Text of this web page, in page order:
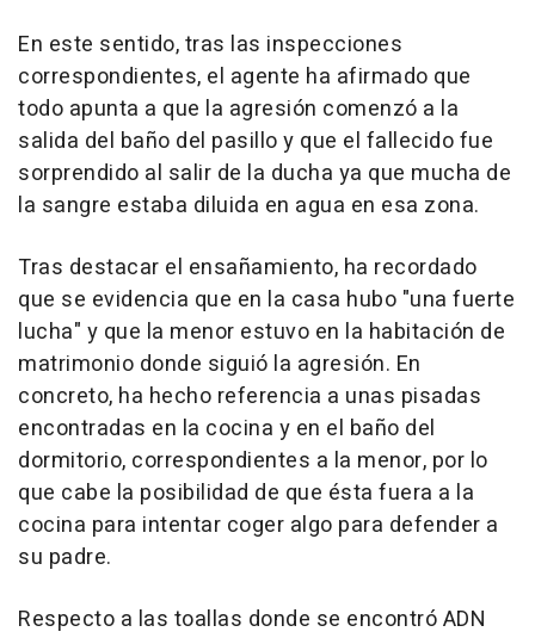
En este sentido, tras las inspecciones
correspondientes, el agente ha afirmado que
todo apunta a que la agresión comenzó a la
salida del baño del pasillo y que el fallecido fue
sorprendido al salir de la ducha ya que mucha de
la sangre estaba diluida en agua en esa zona.
Tras destacar el ensañamiento, ha recordado
que se evidencia que en la casa hubo "una fuerte
lucha" y que la menor estuvo en la habitación de
matrimonio donde siguió la agresión. En
concreto, ha hecho referencia a unas pisadas
encontradas en la cocina y en el baño del
dormitorio, correspondientes a la menor, por lo
que cabe la posibilidad de que ésta fuera a la
cocina para intentar coger algo para defender a
su padre.
Respecto a las toallas donde se encontró ADN